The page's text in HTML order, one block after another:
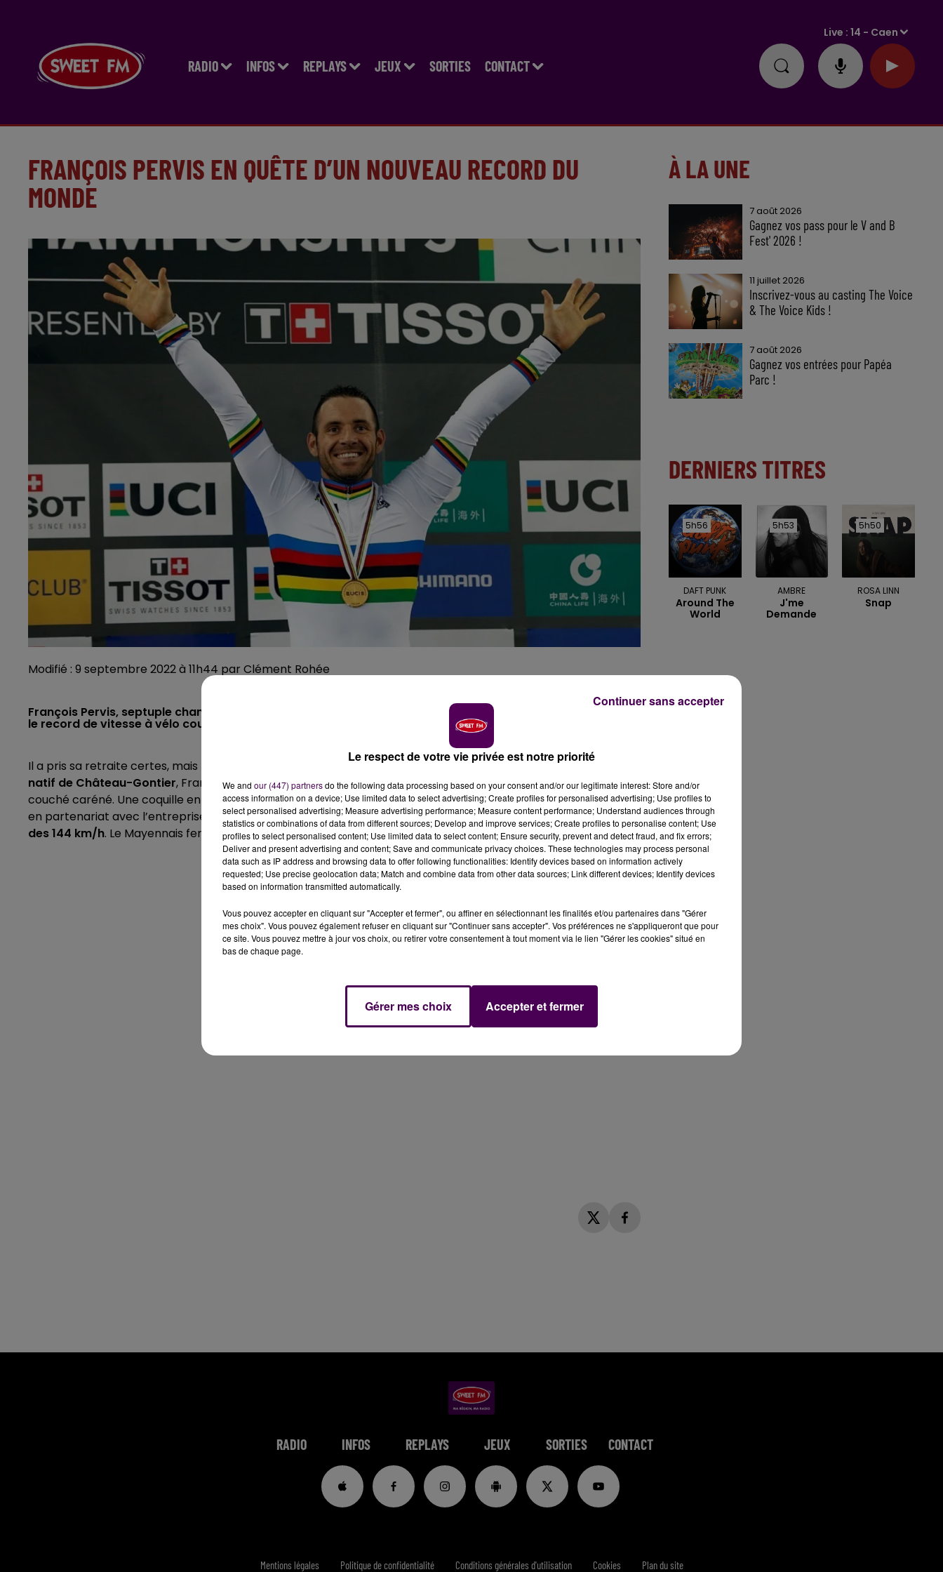
RADIO INFOS REPLAYS JEUX SORTIES CONTACT
Live :14 - Caen
FRANÇOIS PERVIS EN QUÊTE D’UN NOUVEAU RECORD DU
MONDE
Modifié : 9 septembre 2022 à 11h44 par Clément Rohée
François Pervis, septuple champion du monde de cyclisme sur piste, s’attaque à un nouveau défi : battre
le record de vitesse à vélo couché caréné. Pour cela, le Mayennais devra dépasser les 144 km/h.
Il a pris sa retraite certes, mais n’a pas pour autant accroché sa monture dans le garage, loin de là. Le cycliste
natif de Château-Gontier, François Pervis, a troqué son engin de piste pour un modèle atypique : un vélo
couché caréné. Une coquille entoure le cadre pour un aérodynamisme optimisé. Le moindre détail est travaillé
en partenariat avec l’entreprise Sorius afin d’entrer dans le livre des records. Pour cela,il faudra aller au-delà
des 144 km/h. Le Mayennais fera une première tentative ce dimanche 11 septembre dans le désert du Nevada.
À LA UNE
7 août 2026
Gagnez vos pass pour le V and B
Fest' 2026 !
11 juillet 2026
Inscrivez-vous au casting The Voice
& The Voice Kids !
7 août 2026
Gagnez vos entrées pour Papéa
Parc !
DERNIERS TITRES
5h56
5h56
DAFT PUNK
Around The
World
5h53
5h53
AMBRE
J'me
Demande
5h50
5h50
ROSA LINN
Snap
RADIO INFOS REPLAYS JEUX SORTIES CONTACT
Mentions légales Politique de confidentialité Conditions générales d'utilisation Cookies Plan du site
Le respect de votre vie privée est notre priorité
We and our (447) partnersdo the following data processing based on your consent and/or our legitimate interest: Store and/or
access information on a device; Use limited data to select advertising; Create profiles for personalised advertising; Use profiles to
select personalised advertising; Measure advertising performance; Measure content performance; Understand audiences through
statistics or combinations of data from different sources; Develop and improve services; Create profiles to personalise content; Use
profiles to select personalised content; Use limited data to select content; Ensure security, prevent and detect fraud, and fix errors;
Deliver and present advertising and content; Save and communicate privacy choices. These technologies may process personal
data such as IP address and browsing data to offer following functionalities: Identify devices based on information actively
requested; Use precise geolocation data; Match and combine data from other data sources; Link different devices; Identify devices
based on information transmitted automatically.
Vous pouvez accepter en cliquant sur "Accepter et fermer", ou affiner en sélectionnant les finalités et/ou partenaires dans "Gérer
mes choix". Vous pouvez également refuser en cliquant sur "Continuer sans accepter". Vos préférences ne s'appliqueront que pour
ce site. Vous pouvez mettre à jour vos choix, ou retirer votre consentement à tout moment via le lien "Gérer les cookies" situé en
bas de chaque page.
Gérer mes choix Accepter et fermer
Continuer sans accepter